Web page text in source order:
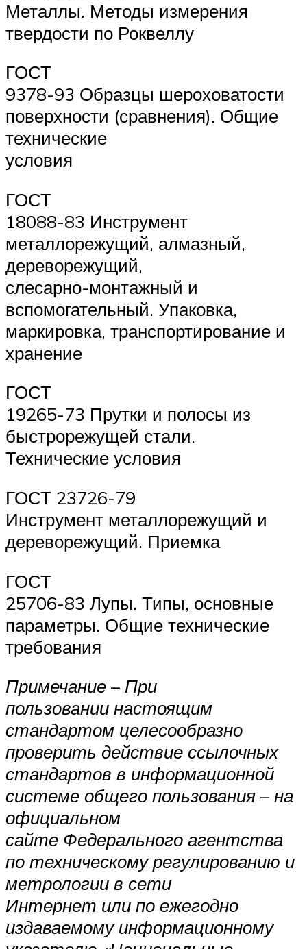
Металлы. Методы измерения
твердости по Роквеллу
ГОСТ
9378-93 Образцы шероховатости
поверхности (сравнения). Общие
технические
условия
ГОСТ
18088-83 Инструмент
металлорежущий, алмазный,
дереворежущий,
слесарно-монтажный и
вспомогательный. Упаковка,
маркировка, транспортирование и
хранение
ГОСТ
19265-73 Прутки и полосы из
быстрорежущей стали.
Технические условия
ГОСТ 23726-79
Инструмент металлорежущий и
дереворежущий. Приемка
ГОСТ
25706-83 Лупы. Типы, основные
параметры. Общие технические
требования
Примечание – При
пользовании настоящим
стандартом целесообразно
проверить действие ссылочных
стандартов в информационной
системе общего пользования – на
официальном
сайте Федерального агентства
по техническому регулированию и
метрологии в сети
Интернет или по ежегодно
издаваемому информационному